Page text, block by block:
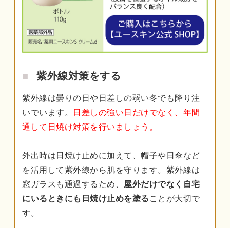
紫外線対策をする
紫外線は曇りの日や日差しの弱い冬でも降り注
いでいます。
日差しの強い日だけでなく、年間
通して日焼け対策を行いましょう。
外出時は日焼け止めに加えて、帽子や日傘など
を活用して紫外線から肌を守ります。紫外線は
窓ガラスも通過するため、 屋外だけでなく自宅
にいるときにも日焼け止めを塗る ことが大切で
す。